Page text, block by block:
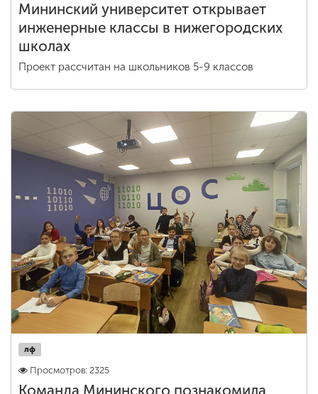
Мининский университет открывает
инженерные классы в нижегородских
школах
Проект рассчитан на школьников 5-9 классов
лф
Просмотров: 2325
Команда Мининского познакомила